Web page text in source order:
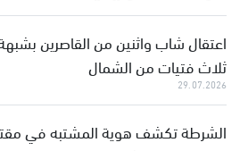
اعتقال شاب واثنين من القاصرين
ثلاث فتيات من الشمال
29.07.2026
الشرطة تكشف هوية المشتبه في